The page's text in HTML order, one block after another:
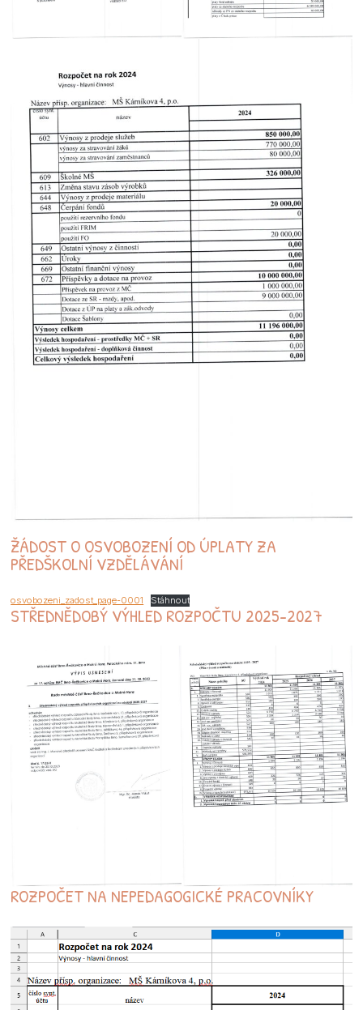
ŽÁDOST O OSVOBOZENÍ OD ÚPLATY ZA
PŘEDŠKOLNÍ VZDĚLÁVÁNÍ
osvobozeni_zadost_page-0001 Stáhnout
STŘEDNĚDOBÝ VÝHLED ROZPOČTU 2025-2027
ROZPOČET NA NEPEDAGOGICKÉ PRACOVNÍKY